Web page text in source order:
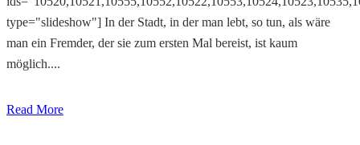
type="slideshow"] In der Stadt, in der man lebt, so tun, als wäre
man ein Fremder, der sie zum ersten Mal bereist, ist kaum
möglich....
Read More